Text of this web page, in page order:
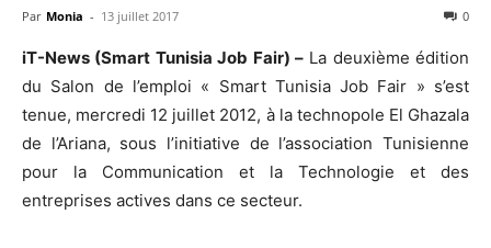
Par Monia - 13 juillet 2017 0
iT-News (Smart Tunisia Job Fair) –La deuxième édition
du Salon de l’emploi « Smart Tunisia Job Fair » s’est
tenue, mercredi 12 juillet 2012, à la technopole El Ghazala
de l’Ariana, sous l’initiative de l’association Tunisienne
pour la Communication et la Technologie et des
entreprises actives dans ce secteur.